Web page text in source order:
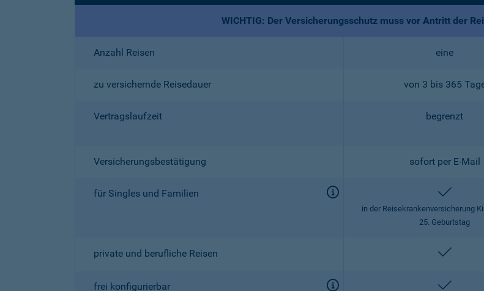
WICHTIG: Der Versicherungsschutz muss vor Antritt der
Anzahl Reisen eine
zu versichernde Reisedauer von 3 bis 365
Vertragslaufzeit begrenzt
Versicherungsbestätigung sofort per E-Mail
für Singles und Familien
in der Reisekrankenversicherung
25. Geburtstag
private und berufliche Reisen
frei konfigurierbar